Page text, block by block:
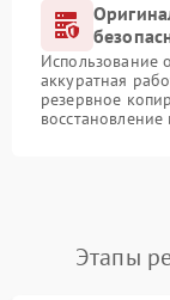
Использование
аккуратная
резервное
Этапы